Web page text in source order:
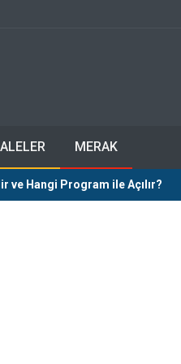
MERAK
ve Hangi Program ile Açılır?